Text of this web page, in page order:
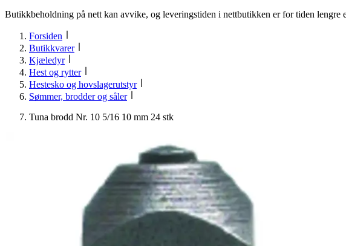
Butikkbeholdning på nett kan avvike, og leveringstiden i nettbutikken er for tiden lengre
Forsiden
Butikkvarer
Kjæledyr
Hest og rytter
Hestesko og hovslagerutstyr
Sømmer, brodder og såler
Tuna brodd Nr. 10 5/16 10 mm 24 stk